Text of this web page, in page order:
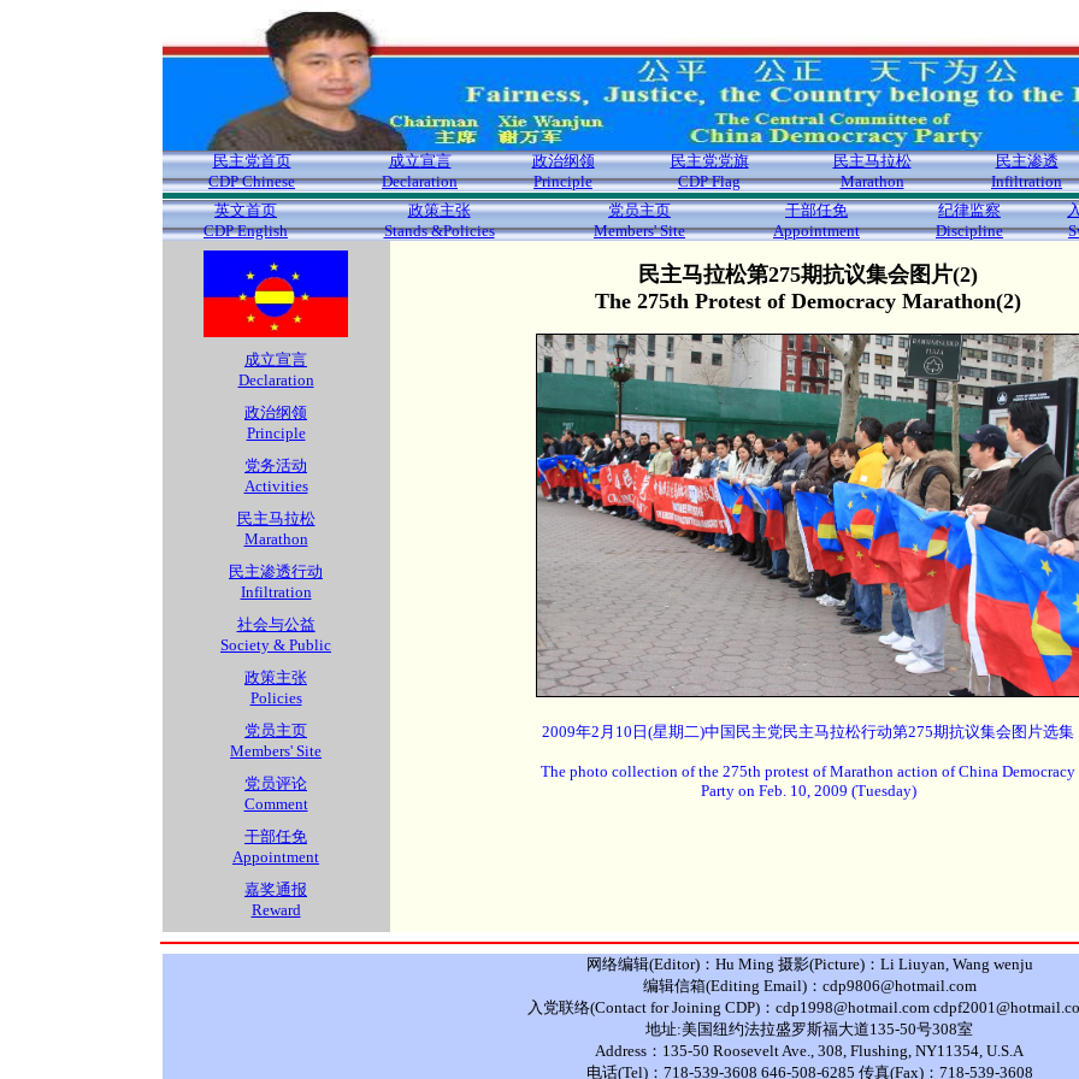
民主党首页
CDP Chinese
成立宣言
Declaration
政治纲领
Principle
民主党党旗
CDP Flag
民主马拉松
Marathon
民主渗透
Infiltration
英文首页
CDP English
政策主张
Stands &Policies
党员主页
Members' Site
干部任免
Appointment
纪律监察
Discipline
成立宣言
Declaration
政治纲领
Principle
党务活动
Activities
民主马拉松
Marathon
民主渗透行动
Infiltration
社会与公益
Society & Public
政策主张
Policies
党员主页
Members' Site
党员评论
Comment
干部任免
Appointment
嘉奖通报
Reward
民主马拉松第275期抗议集会图片(2)
The 275th Protest of Democracy Marathon(2)
2009年2月10日(星期二)中国民主党民主马拉松行动第275期抗议集会图片选集
The photo collection of the 275th protest of Marathon action of China Democracy
Party on Feb. 10, 2009 (Tuesday)
网络编辑(Editor)：Hu Ming 摄影(Picture)：Li Liuyan, Wang wenju
编辑信箱(Editing Email)：cdp9806@hotmail.com
入党联络(Contact for Joining CDP)：cdp1998@hotmail.com
地址:美国纽约法拉盛罗斯福大道135-50号308室
Address：135-50 Roosevelt Ave., 308, Flushing, NY11354, U.S.A
电话(Tel)：718-539-3608 646-508-6285 传真(Fax)：718-539-3608